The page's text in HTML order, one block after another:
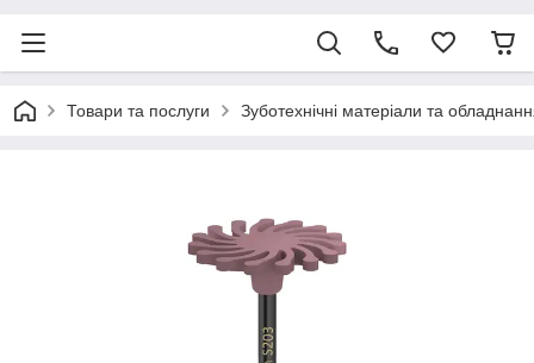
Товари та послуги Зуботехнічні матеріали та